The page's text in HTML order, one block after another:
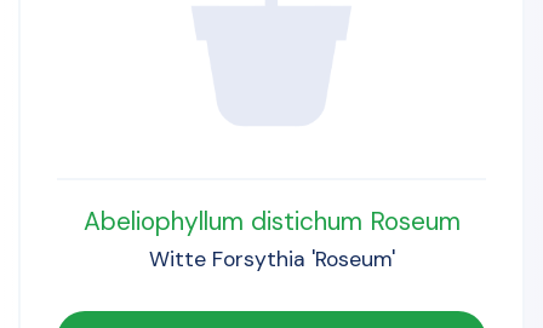
Abeliophyllum distichum Roseum
Witte Forsythia 'Roseum'